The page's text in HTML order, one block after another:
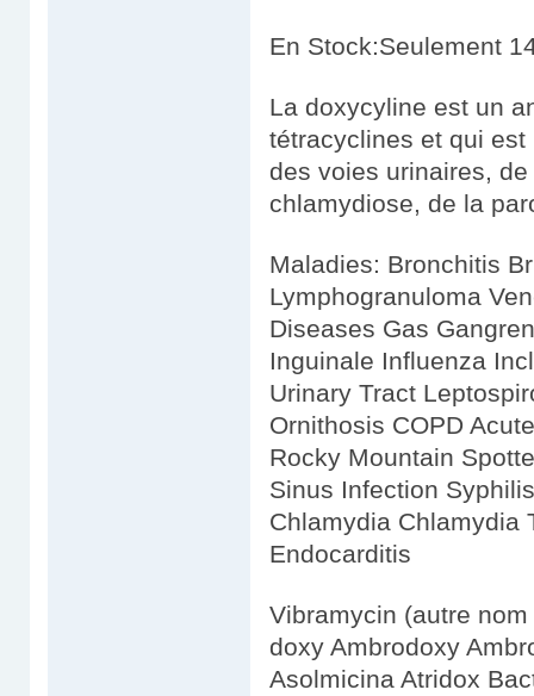
En Stock:Seulement
La doxycyline est un
tétracyclines et qui
des voies urinaires,
chlamydiose, de la
Maladies: Bronchitis
Lymphogranuloma
Diseases Gas
Inguinale Influenza
Urinary Tract
Ornithosis COPD
Rocky Mountain
Sinus Infection
Chlamydia Chlamydia
Endocarditis
Vibramycin (autre
doxy Ambrodoxy
Asolmicina Atridox